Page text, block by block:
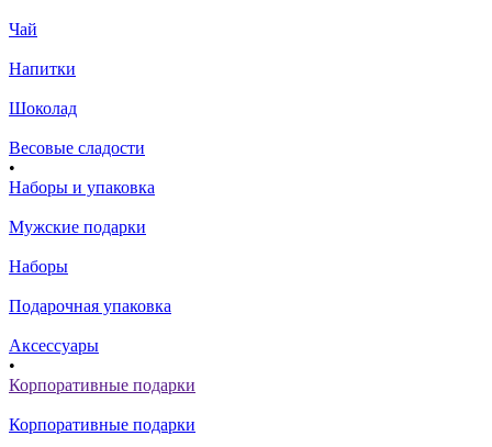
Чай
Напитки
Шоколад
Весовые сладости
•
Наборы и упаковка
Мужские подарки
Наборы
Подарочная упаковка
Аксессуары
•
Корпоративные подарки
Корпоративные подарки